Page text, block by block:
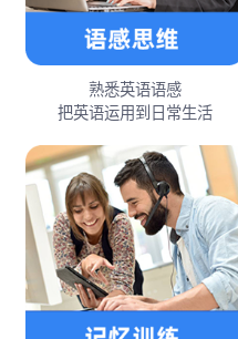
熟悉英语语感
把英语运用到日常生活